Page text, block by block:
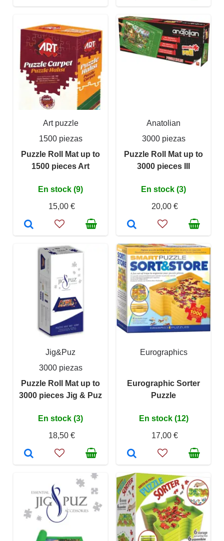
Art puzzle
1500 piezas
Puzzle Roll Mat up to
1500 pieces Art
En stock (9)
15,00 €
Anatolian
3000 piezas
Puzzle Roll Mat up to
3000 pieces III
En stock (3)
20,00 €
Jig&Puz
3000 piezas
Puzzle Roll Mat up to
3000 pieces Jig & Puz
En stock (3)
18,50 €
Eurographics
Eurographic Sorter
Puzzle
En stock (12)
17,00 €